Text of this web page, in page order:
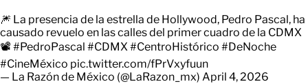
🎆 La presencia de la estrella de Hollywood, Pedro Pascal, ha
causado revuelo en las calles del primer cuadro de la CDMX
📽️ #PedroPascal #CDMX #CentroHistórico #DeNoche
#CineMéxico pic.twitter.com/fPrVxyfuun
— La Razón de México (@LaRazon_mx) April 4, 2026